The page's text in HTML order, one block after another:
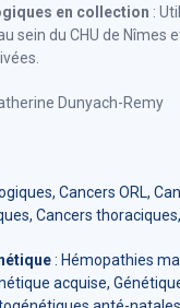
en collection :
sein du CHU de
Dunyach-Remy
Cancers ORL,
Cancers
: Hémopathies
acquise,